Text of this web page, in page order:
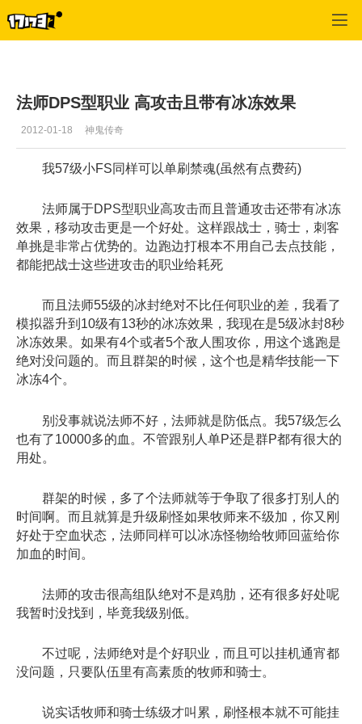
法师DPS型职业 高攻击且带有冰冻效果
2012-01-18 神鬼传奇
我57级小FS同样可以单刷禁魂(虽然有点费药)
法师属于DPS型职业高攻击而且普通攻击还带有冰冻
效果，移动攻击更是一个好处。这样跟战士，骑士，刺客
单挑是非常占优势的。边跑边打根本不用自己去点技能，
都能把战士这些进攻击的职业给耗死
而且法师55级的冰封绝对不比任何职业的差，我看了
模拟器升到10级有13秒的冰冻效果，我现在是5级冰封8秒
冰冻效果。如果有4个或者5个敌人围攻你，用这个逃跑是
绝对没问题的。而且群架的时候，这个也是精华技能一下
冰冻4个。
别没事就说法师不好，法师就是防低点。我57级怎么
也有了10000多的血。不管跟别人单P还是群P都有很大的
用处。
群架的时候，多了个法师就等于争取了很多打别人的
时间啊。而且就算是升级刷怪如果牧师来不级加，你又刚
好处于空血状态，法师同样可以冰冻怪物给牧师回蓝给你
加血的时间。
法师的攻击很高组队绝对不是鸡肋，还有很多好处呢
我暂时没找到，毕竟我级别低。
不过呢，法师绝对是个好职业，而且可以挂机通宵都
没问题，只要队伍里有高素质的牧师和骑士。
说实话牧师和骑士练级才叫累，刷怪根本就不可能挂